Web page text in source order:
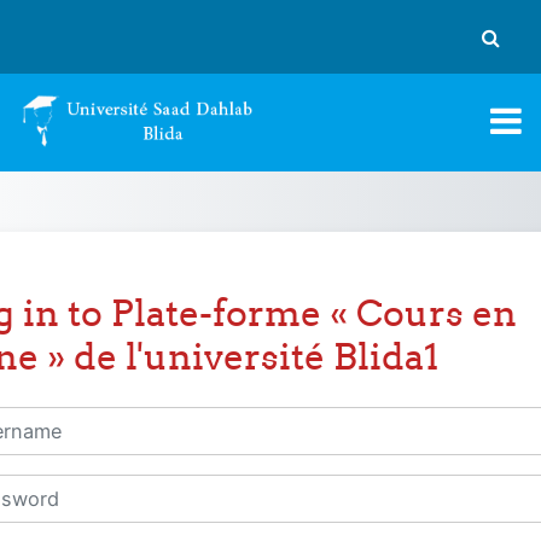
in to Plate-forme « Cours en
» de l'université Blida1